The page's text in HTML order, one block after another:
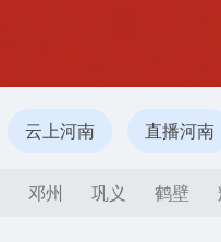
云上河南 直播河南
邓州 巩义 鹤壁